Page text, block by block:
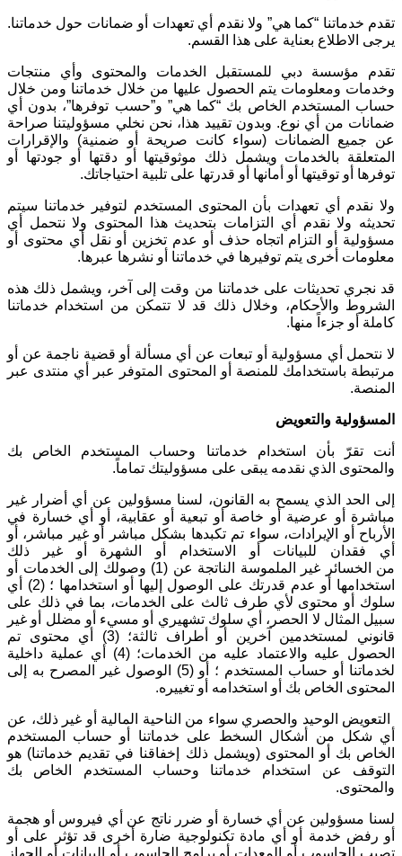
تقدم خدماتنا “كما هي” ولا نقدم أي تعهدات أو ضمانات حول خدماتنا.
يرجى الاطلاع بعناية على هذا القسم.
تقدم مؤسسة دبي للمستقبل الخدمات والمحتوى وأي منتجات
وخدمات ومعلومات يتم الحصول عليها من خلال خدماتنا ومن خلال
حساب المستخدم الخاص بك “كما هي” و”حسب توفرها”، بدون أي
ضمانات من أي نوع. وبدون تقييد هذا، نحن نخلي مسؤوليتنا صراحة
عن جميع الضمانات (سواء كانت صريحة أو ضمنية) والإقرارات
المتعلقة بالخدمات ويشمل ذلك موثوقيتها أو دقتها أو جودتها أو
توفرها أو توقيتها أو أمانها أو قدرتها على تلبية احتياجاتك.
ولا نقدم أي تعهدات بأن المحتوى المستخدم لتوفير خدماتنا سيتم
تحديثه ولا نقدم أي التزامات بتحديث هذا المحتوى ولا نتحمل أي
مسؤولية أو التزام اتجاه حذف أو عدم تخزين أو نقل أي محتوى أو
معلومات أخرى يتم توفيرها في خدماتنا أو نشرها عبرها.
قد نجري تحديثات على خدماتنا من وقت إلى آخر، ويشمل ذلك هذه
الشروط والأحكام، وخلال ذلك قد لا تتمكن من استخدام خدماتنا
كاملة أو جزءاً منها.
لا نتحمل أي مسؤولية أو تبعات عن أي مسألة أو قضية ناجمة عن أو
مرتبطة باستخدامك للمنصة أو المحتوى المتوفر عبر أي منتدى عبر
المنصة.
المسؤولية والتعويض
أنت تقرّ بأن استخدام خدماتنا وحساب المستخدم الخاص بك
والمحتوى الذي نقدمه يبقى على مسؤوليتك تماماً.
إلى الحد الذي يسمح به القانون، لسنا مسؤولين عن أي أضرار غير
مباشرة أو عرضية أو خاصة أو تبعية أو عقابية، أو أي خسارة في
الأرباح أو الإيرادات، سواء تم تكبدها بشكل مباشر أو غير مباشر، أو
أي فقدان للبيانات أو الاستخدام أو الشهرة أو غير ذلك
من الخسائر غير الملموسة الناتجة عن (1) وصولك إلى الخدمات أو
استخدامها أو عدم قدرتك على الوصول إليها أو استخدامها ؛ (2) أي
سلوك أو محتوى لأي طرف ثالث على الخدمات، بما في ذلك على
سبيل المثال لا الحصر، أي سلوك تشهيري أو مسيء أو مضلل أو غير
قانوني لمستخدمين آخرين أو أطراف ثالثة؛ (3) أي محتوى تم
الحصول عليه والاعتماد عليه من الخدمات؛ (4) أي عملية داخلية
لخدماتنا أو حساب المستخدم ؛ أو (5) الوصول غير المصرح به إلى
المحتوى الخاص بك أو استخدامه أو تغييره.
التعويض الوحيد والحصري سواء من الناحية المالية أو غير ذلك، عن
أي شكل من أشكال السخط على خدماتنا أو حساب المستخدم
الخاص بك أو المحتوى (ويشمل ذلك إخفاقنا في تقديم خدماتنا) هو
التوقف عن استخدام خدماتنا وحساب المستخدم الخاص بك
والمحتوى.
لسنا مسؤولين عن أي خسارة أو ضرر ناتج عن أي فيروس أو هجمة
أو رفض خدمة أو أي مادة تكنولوجية ضارة أخرى قد تؤثر على أو
تصيب الحاسوب أو المعدات أو برامج الحاسوب أو البيانات أو الجهاز